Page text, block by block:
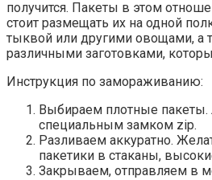
получится. Пакеты в этом
стоит размещать их на одной
тыквой или другими овощами,
различными заготовками,
Инструкция по замораживанию:
Выбираем плотные
специальным замком zip.
Разливаем аккуратно.
пакетики в стаканы,
Закрываем, отправляем в